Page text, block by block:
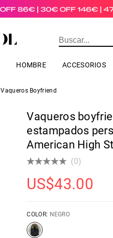
HOMBRE ACCESORIOS
Vaqueros Boyfriend
Vaqueros
estampados
American High
(0)
US$43.00
COLOR: NEGRO